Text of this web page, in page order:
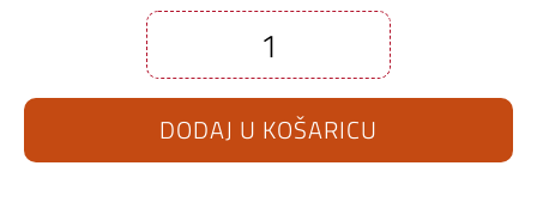
Hasbro
NERF
Strike
Cobra
RC-
DODAJ U KOŠARICU